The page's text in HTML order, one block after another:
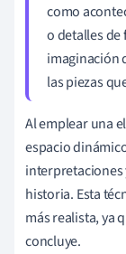
como
o detalles
imaginación
las piezas
Al emplear una
espacio
historia. Esta
más realista, ya
concluye.